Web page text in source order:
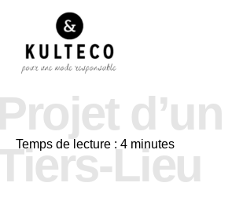
d’un
Lieu
Temps de lecture : 4 minutes